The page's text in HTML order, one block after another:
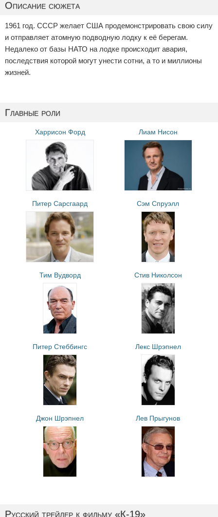
Описание сюжета
1961 год. СССР желает США продемонстрировать свою силу
и отправляет атомную подводную лодку к её берегам.
Недалеко от базы НАТО на лодке происходит авария,
последствия которой могут унести сотни, а то и миллионы
жизней.
Главные роли
Харрисон Форд Лиам Нисон
Питер Сарсгаард Сэм Спруэлл
Тим Вудворд Стив Николсон
Питер Стеббингс Лекс Шрэпнел
Джон Шрэпнел Лев Прыгунов
Русский трейлер к фильму «К-19»